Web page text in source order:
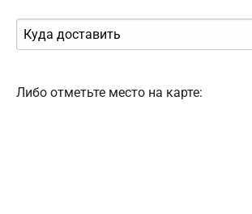
Либо отметьте место на карте: